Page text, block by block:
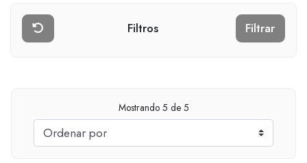
Filtros Filtrar
Mostrando 5 de 5